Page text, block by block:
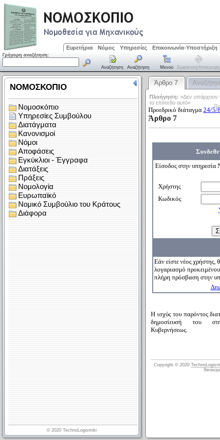
Ευρετήρια Νόμος Υπηρεσίες Επικοινωνία-Υποστήριξη
Γρήγορη αναζήτηση:
Αναζήτηση Αναζήτηση Μενού Εμφάνιση/απόκρυψη
Άρθρο 7